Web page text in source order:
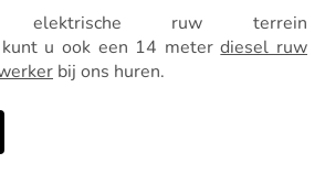
elektrische ruw terrein
kunt u ook een 14 meterdiesel ruw
bij ons huren.